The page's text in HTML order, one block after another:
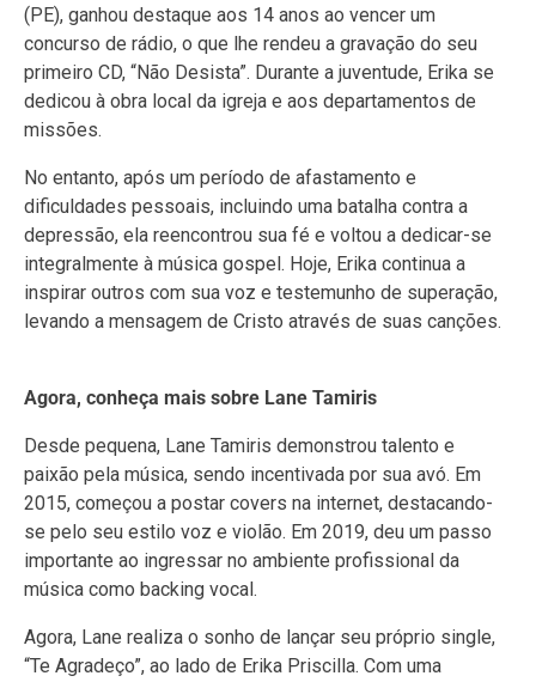
(PE), ganhou destaque aos 14 anos ao vencer um
concurso de rádio, o que lhe rendeu a gravação do seu
primeiro CD, “Não Desista”. Durante a juventude, Erika se
dedicou à obra local da igreja e aos departamentos de
missões.
No entanto, após um período de afastamento e
dificuldades pessoais, incluindo uma batalha contra a
depressão, ela reencontrou sua fé e voltou a dedicar-se
integralmente à música gospel. Hoje, Erika continua a
inspirar outros com sua voz e testemunho de superação,
levando a mensagem de Cristo através de suas canções.
Agora, conheça mais sobre Lane Tamiris
Desde pequena, Lane Tamiris demonstrou talento e
paixão pela música, sendo incentivada por sua avó. Em
2015, começou a postar covers na internet, destacando-
se pelo seu estilo voz e violão. Em 2019, deu um passo
importante ao ingressar no ambiente profissional da
música como backing vocal.
Agora, Lane realiza o sonho de lançar seu próprio single,
“Te Agradeço”, ao lado de Erika Priscilla. Com uma